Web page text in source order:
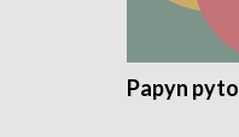
Papyn pyto